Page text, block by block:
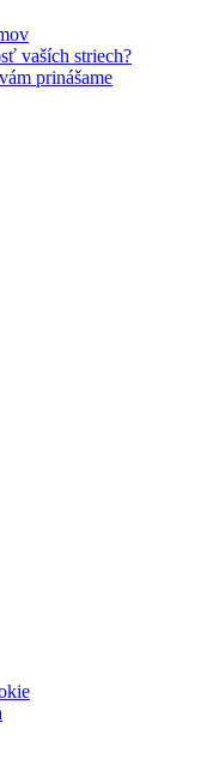
vaších striech?
prinášame